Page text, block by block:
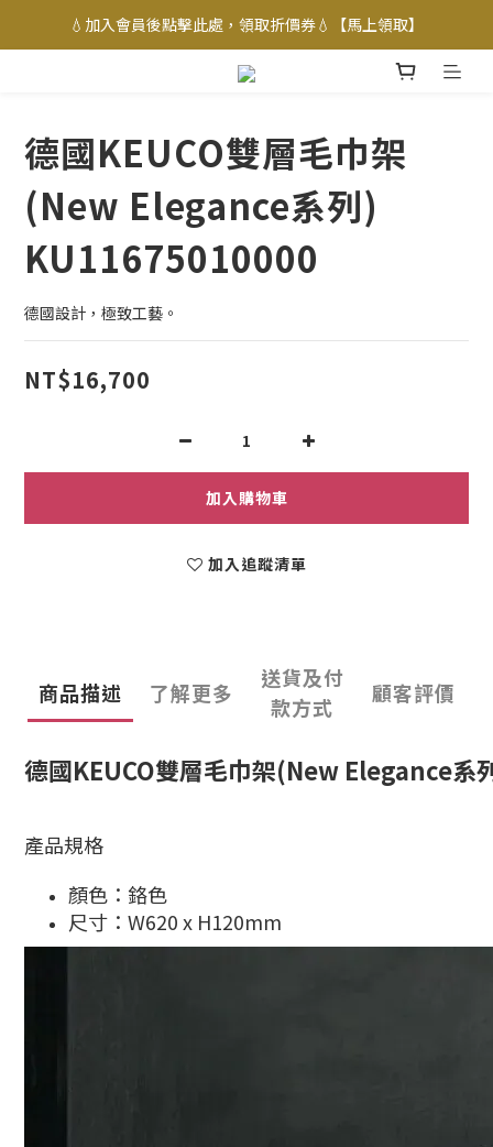
💧加入會員後點擊此處，領取折價券💧【馬上領取】
德國KEUCO雙層毛巾架
(New Elegance系列)
KU11675010000
德國設計，極致工藝。
NT$16,700
加入購物車
加入追蹤清單
商品描述 了解更多
送貨及付
款方式
顧客評價
德國KEUCO雙層毛巾架(New Elegance系
產品規格
顏色：鉻色
尺寸：W620 x H120mm